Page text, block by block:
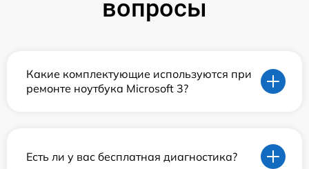
вопросы
Какие комплектующие используются при
ремонте ноутбука Microsoft 3?
Есть ли у вас бесплатная диагностика?